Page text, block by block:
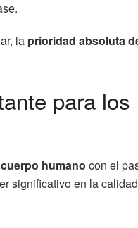
la prioridad absoluta
para los
humano con el
significativo en la